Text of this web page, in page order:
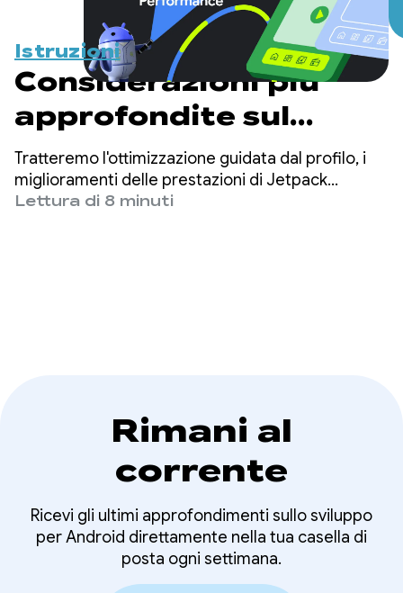
Istruzioni
Considerazioni più
approfondite sul
rendimento
Tratteremo l'ottimizzazione guidata dal profilo, i
miglioramenti delle prestazioni di Jetpack
Compose e le considerazioni sul lavoro dietro le
Lettura di 8 minuti
Rimani al
corrente
Ricevi gli ultimi approfondimenti sullo sviluppo
per Android direttamente nella tua casella di
posta ogni settimana.